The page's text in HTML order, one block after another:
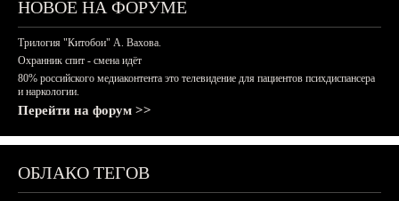
НОВОЕ НА ФОРУМЕ
Трилогия "Китобои" А. Вахова.
Охранник спит - смена идёт
80% российского медиаконтента это телевидение для пациентов психдиспансера
и наркологии.
Перейти на форум >>
ОБЛАКО ТЕГОВ